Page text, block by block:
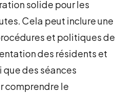
solide pour les
Cela peut inclure une
et politiques de
des résidents et
que des séances
comprendre le